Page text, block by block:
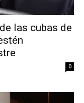
las cubas de
0